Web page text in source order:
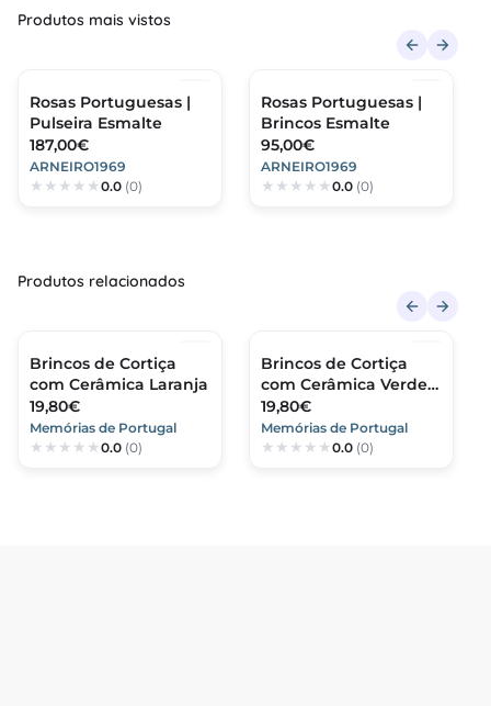
Produtos mais vistos
Rosas Portuguesas |
Pulseira Esmalte
187,00€
ARNEIRO1969
0.0 (0)
Rosas Portuguesas |
Brincos Esmalte
95,00€
ARNEIRO1969
0.0(0)
Produtos relacionados
Brincos de Cortiça
com Cerâmica Laranja
19,80€
Memórias de Portugal
0.0 (0)
Brincos de Cortiça
com Cerâmica Verde
Kiwi
19,80€
Memórias de Portugal
0.0(0)